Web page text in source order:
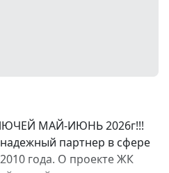
МАЙ-ИЮНЬ 2026г!!!
партнер в сфере
года. О проекте ЖК